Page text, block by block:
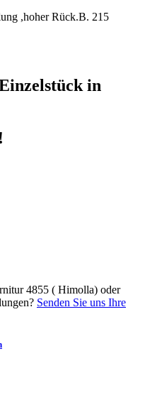
,hoher Rück.B. 215
in
4855 ( Himolla) oder
Senden Sie uns Ihre